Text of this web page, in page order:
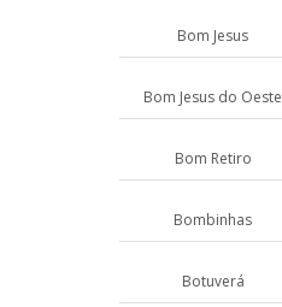
Bom Jesus
Bom Jesus do Oeste
Bom Retiro
Bombinhas
Botuverá